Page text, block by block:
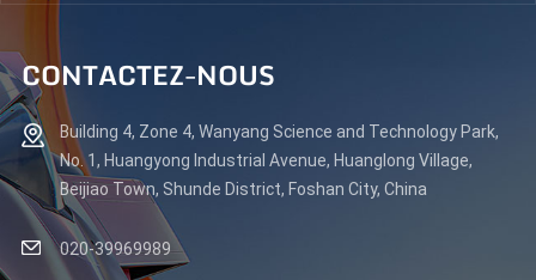
CONTACTEZ-NOUS
Building 4, Zone 4, Wanyang Science and Technology Park,
No. 1, Huangyong Industrial Avenue, Huanglong Village,
Beijiao Town, Shunde District, Foshan City, China
020-39969989